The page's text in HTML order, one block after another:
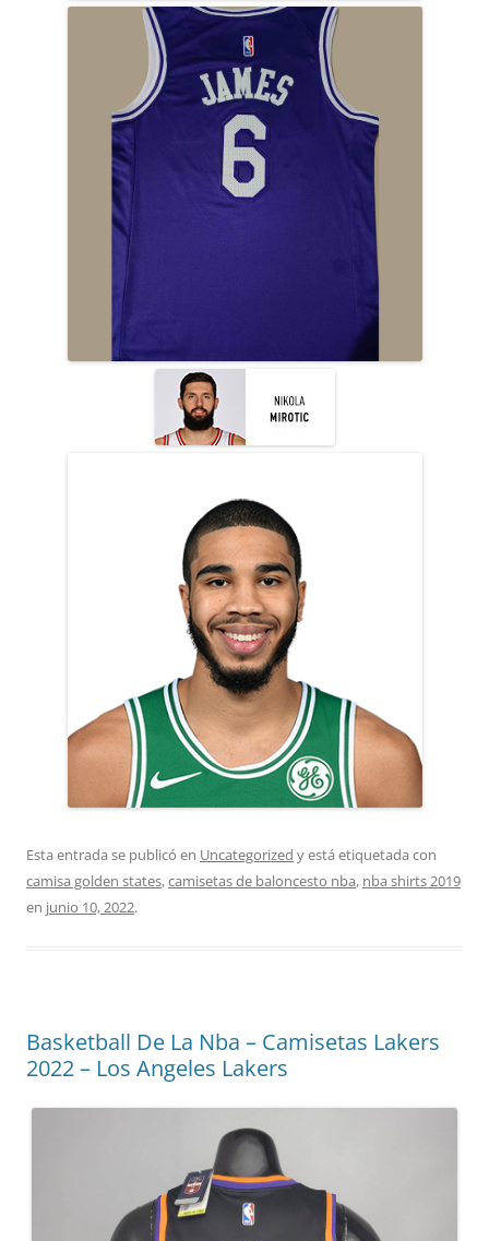
Esta entrada se publicó en Uncategorized y está etiquetada con
camisa golden states,camisetas de baloncesto nba, nba shirts 2019
en junio 10, 2022.
Basketball De La Nba – Camisetas Lakers
2022 – Los Angeles Lakers